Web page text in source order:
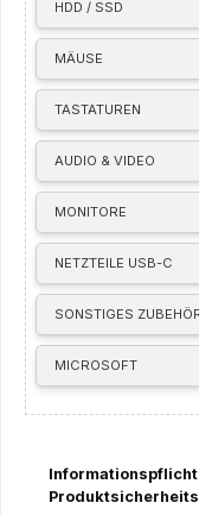
HDD / SSD
MÄUSE
TASTATUREN
AUDIO & VIDEO
MONITORE
NETZTEILE USB-C
SONSTIGES
MICROSOFT